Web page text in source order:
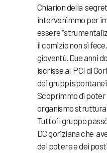
Chiarion della
intervenimmo per
essere
il comizio non si
gioventù. Due anni
iscrisse al PCI di
dei gruppi
Scoprimmo di poter
organismo
Tutto il gruppo
DC goriziana che
del potere e dei